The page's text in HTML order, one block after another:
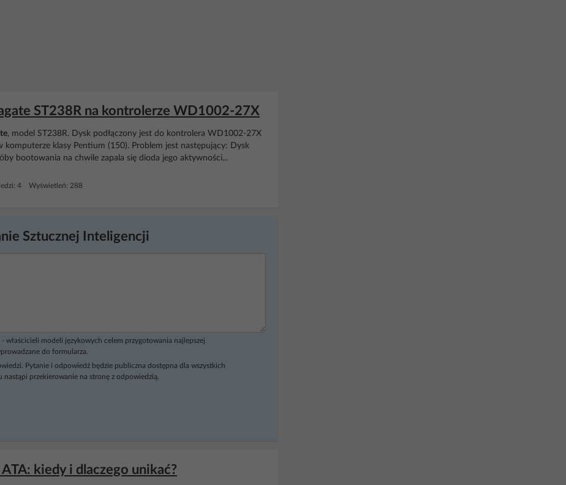
ST238R na kontrolerze WD1002-27X
, model ST238R. Dysk podłączony jest do kontrolera WD1002-27X
klasy Pentium (150). Problem jest następujący: Dysk
bootowania na chwile zapala się dioda jego aktywności...
4 Wyświetleń: 288
Sztucznej Inteligencji
właścicieli modeli językowych celem przygotowania najlepszej
do formularza.
Pytanie i odpowiedź będzie publiczna dostępna dla wszystkich
przekierowanie na stronę z odpowiedzią.
kiedy i dlaczego unikać?